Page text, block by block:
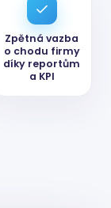
Zpětná vazba
o chodu firmy
díky reportům
a KPI